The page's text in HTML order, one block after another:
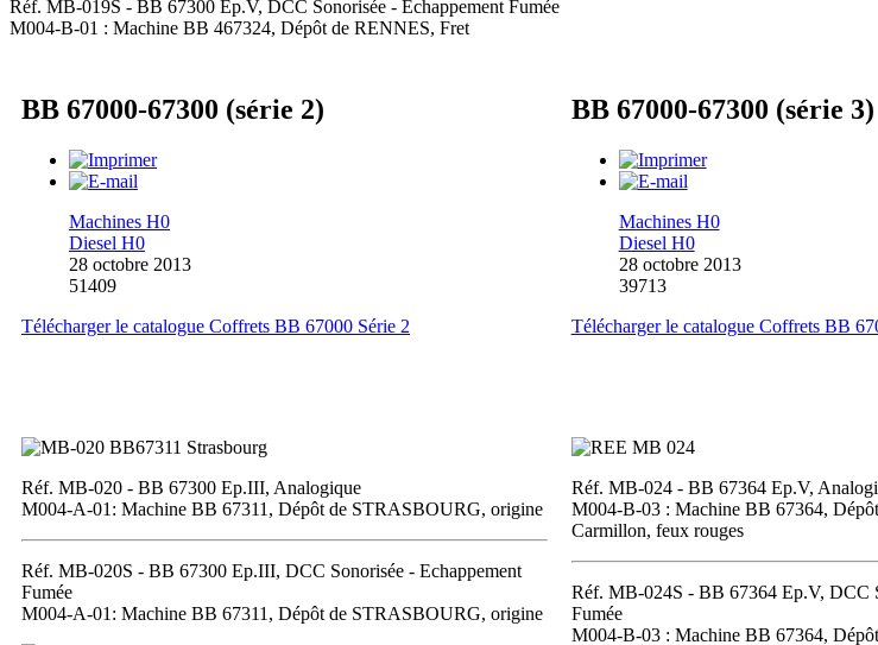
Réf. MB-019S - BB 67300 Ep.V, DCC Sonorisée - Echappement Fumée
M004-B-01 : Machine BB 467324, Dépôt de RENNES, Fret
BB 67000-67300 (série 2)
Machines H0
Diesel H0
28 octobre 2013
51409
Télécharger le catalogue Coffrets BB 67000 Série 2
Réf. MB-020 - BB 67300 Ep.III, Analogique
M004-A-01: Machine BB 67311, Dépôt de STRASBOURG, origine
Réf. MB-020S - BB 67300 Ep.III, DCC Sonorisée - Echappement
Fumée
M004-A-01: Machine BB 67311, Dépôt de STRASBOURG, origine
BB 67000-67300 (série 3)
Machines H0
Diesel H0
28 octobre 2013
39713
Télécharger le catalogue Coffrets BB
Réf. MB-024 - BB 67364 Ep.V,
M004-B-03 : Machine BB 67364,
Carmillon, feux rouges
Réf. MB-024S - BB 67364 Ep.V, DCC
Fumée
M004-B-03 : Machine BB 67364,